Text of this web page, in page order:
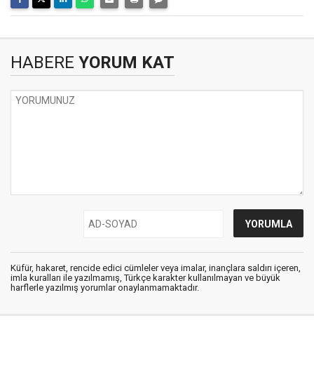
HABERE YORUM KAT
Küfür, hakaret, rencide edici cümleler veya imalar, inançlara saldırı içeren,
imla kuralları ile yazılmamış, Türkçe karakter kullanılmayan ve büyük
harflerle yazılmış yorumlar onaylanmamaktadır.